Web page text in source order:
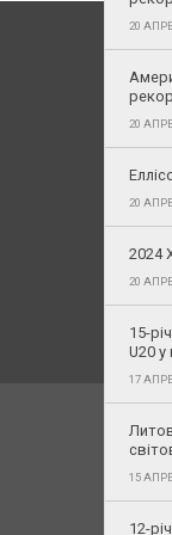
20
20
20
2024
20
15-
U20 у
17
15
12-